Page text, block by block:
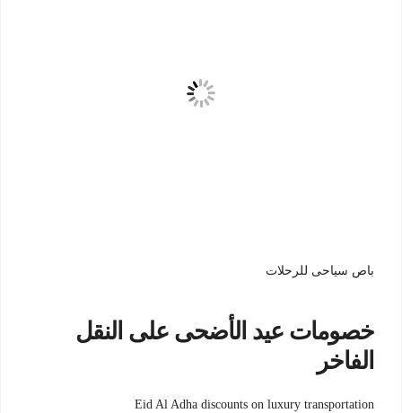
باص سياحى للرحلات
خصومات عيد الأضحى على النقل
الفاخر
Eid Al Adha discounts on luxury transportation